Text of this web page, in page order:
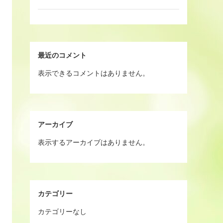
最近のコメント
表示できるコメントはありません。
アーカイブ
表示するアーカイブはありません。
カテゴリー
カテゴリーなし